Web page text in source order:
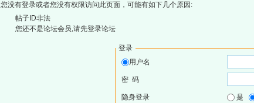
您没有登录或者您没有权限访问此页面，可能有如下几个原因:
帖子ID非法
您还不是论坛会员,请先登录论坛
登录
用户名
密 码
隐身登录 是